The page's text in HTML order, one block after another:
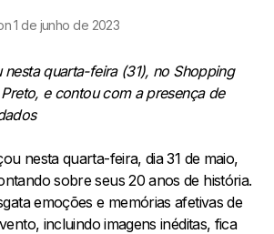
1 de junho de 2023
nesta quarta-feira (31), no Shopping
e contou com a presença de
nesta quarta-feira, dia 31 de maio,
sobre seus 20 anos de história.
emoções e memórias afetivas de
incluindo imagens inéditas, fica